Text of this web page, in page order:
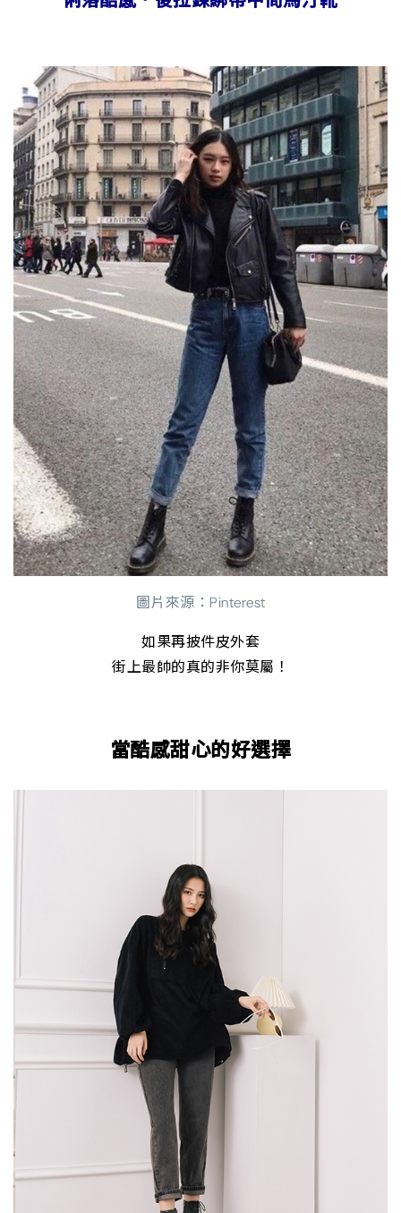
圖片來源：Pinterest
如果再披件皮外套
街上最帥的真的非你莫屬！
當酷感甜心的好選擇